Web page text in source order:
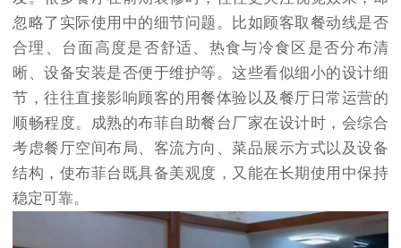
忽略了实际使用中的细节问题。比如顾客取餐动线是否
合理、台面高度是否舒适、热食与冷食区是否分布清
晰、设备安装是否便于维护等。这些看似细小的设计细
节，往往直接影响顾客的用餐体验以及餐厅日常运营的
顺畅程度。成熟的布菲自助餐台厂家在设计时，会综合
考虑餐厅空间布局、客流方向、菜品展示方式以及设备
结构，使布菲台既具备美观度，又能在长期使用中保持
稳定可靠。